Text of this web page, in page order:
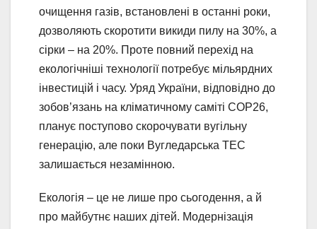
очищення газів, встановлені в останні роки,
дозволяють скоротити викиди пилу на 30%, а
сірки – на 20%. Проте повний перехід на
екологічніші технології потребує мільярдних
інвестицій і часу. Уряд України, відповідно до
зобов’язань на кліматичному саміті COP26,
планує поступово скорочувати вугільну
генерацію, але поки Вугледарська ТЕС
залишається незамінною.
Екологія – це не лише про сьогодення, а й
про майбутнє наших дітей. Модернізація